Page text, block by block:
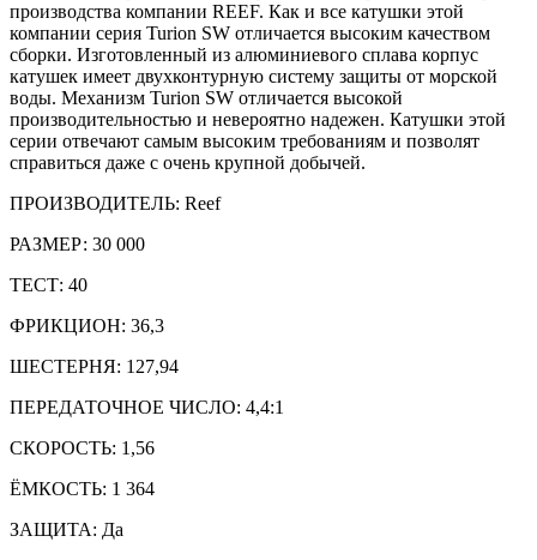
производства компании REEF. Как и все катушки этой
компании серия Turion SW отличается высоким качеством
сборки. Изготовленный из алюминиевого сплава корпус
катушек имеет двухконтурную систему защиты от морской
воды. Механизм Turion SW отличается высокой
производительностью и невероятно надежен. Катушки этой
серии отвечают самым высоким требованиям и позволят
справиться даже с очень крупной добычей.
ПРОИЗВОДИТЕЛЬ: Reef
РАЗМЕР: 30 000
ТЕСТ: 40
ФРИКЦИОН: 36,3
ШЕСТЕРНЯ: 127,94
ПЕРЕДАТОЧНОЕ ЧИСЛО: 4,4:1
СКОРОСТЬ: 1,56
ЁМКОСТЬ: 1 364
ЗАЩИТА: Да